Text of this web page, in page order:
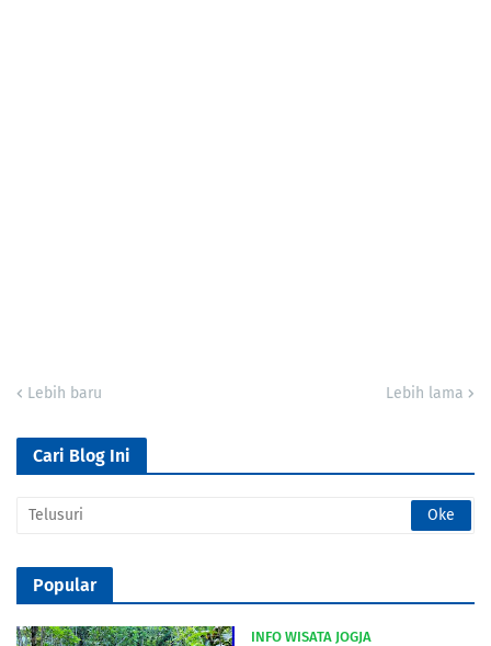
Lebih baru Lebih lama
Cari Blog Ini
Popular
INFO WISATA JOGJA